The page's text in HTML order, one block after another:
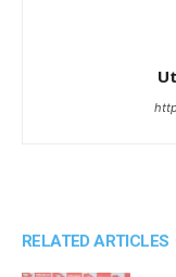
RELATED ARTICLES